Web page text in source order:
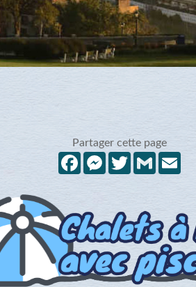
Partager cette page
FacebookMessenger
TwitterGmail